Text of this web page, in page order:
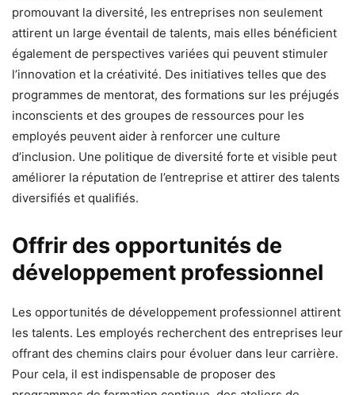
promouvant la diversité, les entreprises non seulement
attirent un large éventail de talents, mais elles bénéficient
également de perspectives variées qui peuvent stimuler
l’innovation et la créativité. Des initiatives telles que des
programmes de mentorat, des formations sur les préjugés
inconscients et des groupes de ressources pour les
employés peuvent aider à renforcer une culture
d’inclusion. Une politique de diversité forte et visible peut
améliorer la réputation de l’entreprise et attirer des talents
diversifiés et qualifiés.
Offrir des opportunités de
développement professionnel
Les opportunités de développement professionnel attirent
les talents. Les employés recherchent des entreprises leur
offrant des chemins clairs pour évoluer dans leur carrière.
Pour cela, il est indispensable de proposer des